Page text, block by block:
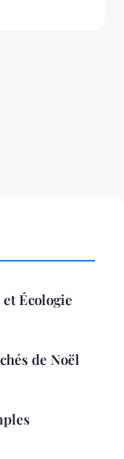
Écologie
de Noël